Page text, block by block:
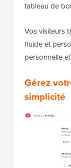
tableau de
Vos visiteurs
fluide et
personnelle
Gérez
simplicité